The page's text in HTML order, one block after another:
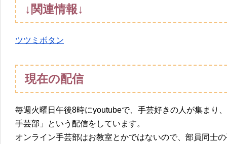
↓関連情報↓
ツツミボタン
現在の配信
毎週火曜日午後8時にyoutubeで、手芸好きの人が集まり
手芸部」という配信をしています。
オンライン手芸部はお教室とかではないので、部員同士